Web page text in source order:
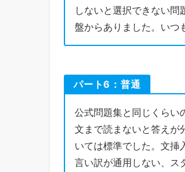
しないと選択できない
盤からありました。いつ
パート6：普通
公式問題集と同じくらい
文まで読まないと答えが
いては標準でした。文挿
言い訳が通用しない、ス